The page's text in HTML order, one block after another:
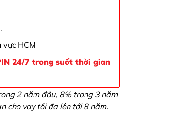
vực HCM
24/7 trong suốt thời gian
2 năm đầu, 8% trong 3 năm
cho vay tối đa lên tới 8 năm.